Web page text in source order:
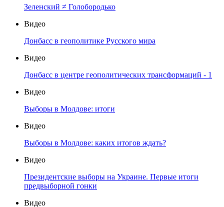
Зеленский ≠ Голобородько
Видео
Донбасс в геополитике Русского мира
Видео
Донбасс в центре геополитических трансформаций - 1
Видео
Выборы в Молдове: итоги
Видео
Выборы в Молдове: каких итогов ждать?
Видео
Президентские выборы на Украине. Первые итоги
предвыборной гонки
Видео